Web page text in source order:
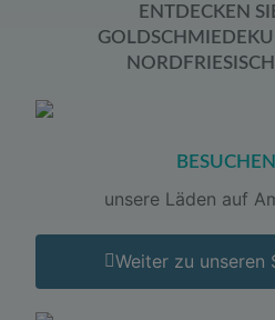
ENTDECKEN
unsere Läden auf
Weiter zu unseren